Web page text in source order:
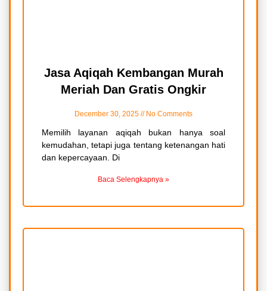
Jasa Aqiqah Kembangan Murah
Meriah Dan Gratis Ongkir
December 30, 2025 No Comments
Memilih layanan aqiqah bukan hanya soal
kemudahan, tetapi juga tentang ketenangan hati
dan kepercayaan. Di
Baca Selengkapnya »